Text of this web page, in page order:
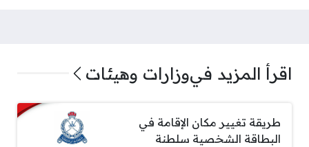
اقرأ المزيد فيوزارات وهيئات
طريقة تغيير مكان الإقامة في
البطاقة الشخصية سلطنة